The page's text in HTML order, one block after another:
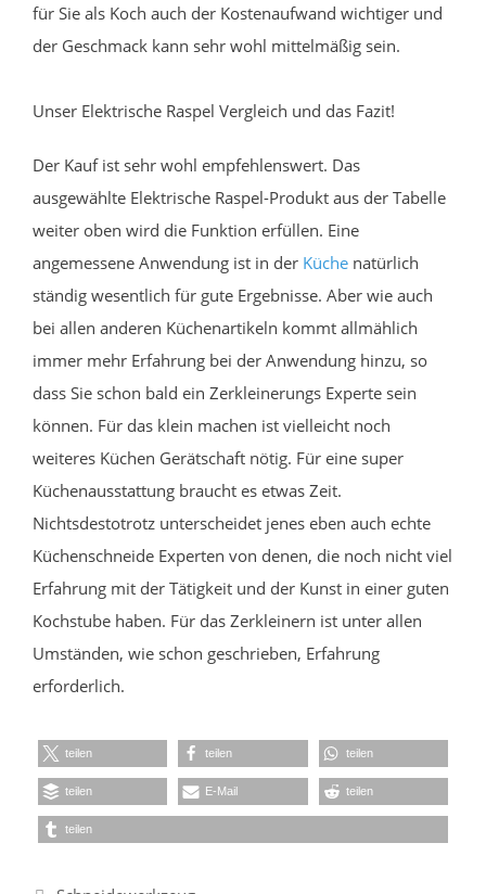
für Sie als Koch auch der Kostenaufwand wichtiger und
der Geschmack kann sehr wohl mittelmäßig sein.
Unser Elektrische Raspel Vergleich und das Fazit!
Der Kauf ist sehr wohl empfehlenswert. Das
ausgewählte Elektrische Raspel-Produkt aus der Tabelle
weiter oben wird die Funktion erfüllen. Eine
angemessene Anwendung ist in der Küche natürlich
ständig wesentlich für gute Ergebnisse. Aber wie auch
bei allen anderen Küchenartikeln kommt allmählich
immer mehr Erfahrung bei der Anwendung hinzu, so
dass Sie schon bald ein Zerkleinerungs Experte sein
können. Für das klein machen ist vielleicht noch
weiteres Küchen Gerätschaft nötig. Für eine super
Küchenausstattung braucht es etwas Zeit.
Nichtsdestotrotz unterscheidet jenes eben auch echte
Küchenschneide Experten von denen, die noch nicht viel
Erfahrung mit der Tätigkeit und der Kunst in einer guten
Kochstube haben. Für das Zerkleinern ist unter allen
Umständen, wie schon geschrieben, Erfahrung
erforderlich.
teilen teilen teilen
teilen E-Mail teilen
teilen